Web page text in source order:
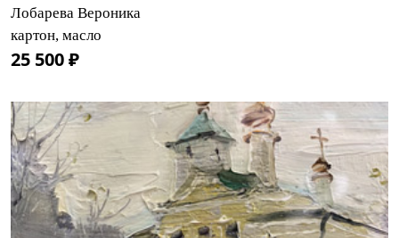
Лобарева Вероника
картон, масло
25 500 ₽